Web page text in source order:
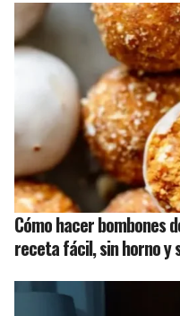
Cómo hacer bombones
receta fácil, sin horno y